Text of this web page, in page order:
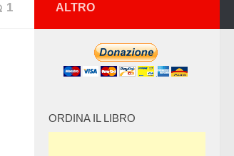
1 ALTRO
ORDINA IL LIBRO